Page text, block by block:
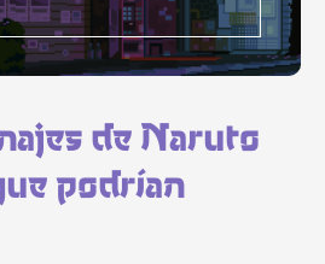
de Naruto
podrían